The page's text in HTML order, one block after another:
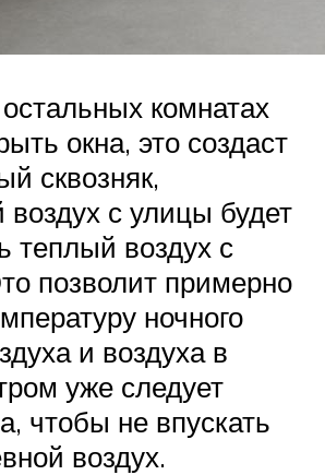
комнатах
окна, это создаст
сквозняк,
с улицы будет
теплый воздух с
позволит примерно
ночного
и воздуха в
уже следует
чтобы не впускать
воздух.